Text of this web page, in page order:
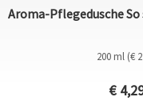
Aroma-Pflegedusche
200 ml (€
€